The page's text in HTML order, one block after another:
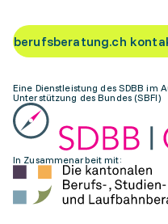
berufsberatung.ch
Eine Dienstleistung des SDBB im
Unterstützung des Bundes (SBFI)
In Zusammenarbeit mit: